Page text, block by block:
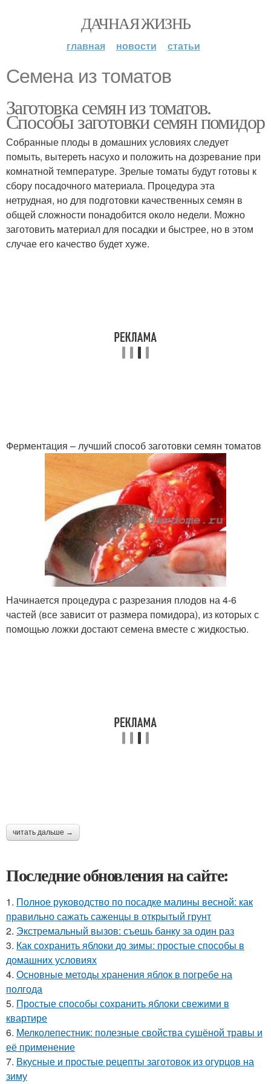
ДАЧНАЯ ЖИЗНЬ
главная новости статьи
Семена из томатов
Заготовка семян из томатов.
Способы заготовки семян помидор
Собранные плоды в домашних условиях следует
помыть, вытереть насухо и положить на дозревание при
комнатной температуре. Зрелые томаты будут готовы к
сбору посадочного материала. Процедура эта
нетрудная, но для подготовки качественных семян в
общей сложности понадобится около недели. Можно
заготовить материал для посадки и быстрее, но в этом
случае его качество будет хуже.
Ферментация – лучший способ заготовки семян томатов
Начинается процедура с разрезания плодов на 4-6
частей (все зависит от размера помидора), из которых с
помощью ложки достают семена вместе с жидкостью.
читать дальше →
Последние обновления на сайте:
1. Полное руководство по посадке малины весной: как
правильно сажать саженцы в открытый грунт
2. Экстремальный вызов: съешь банку за один раз
3. Как сохранить яблоки до зимы: простые способы в
домашних условиях
4. Основные методы хранения яблок в погребе на
полгода
5. Простые способы сохранить яблоки свежими в
квартире
6. Мелколепестник: полезные свойства сушёной травы и
её применение
7. Вкусные и простые рецепты заготовок из огурцов на
зиму